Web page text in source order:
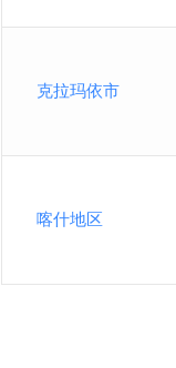
克拉玛依市
喀什地区